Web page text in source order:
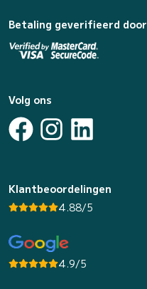
Betaling geverifieerd door
Volg ons
Klantbeoordelingen
4.88/5
4.9/5